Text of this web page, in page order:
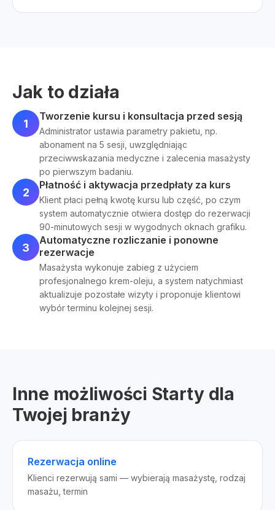
Jak to działa
1
Tworzenie kursu i konsultacja przed sesją
Administrator ustawia parametry pakietu, np.
abonament na 5 sesji, uwzględniając
przeciwwskazania medyczne i zalecenia masażysty
po pierwszym badaniu.
2
Płatność i aktywacja przedpłaty za kurs
Klient płaci pełną kwotę kursu lub część, po czym
system automatycznie otwiera dostęp do rezerwacji
90-minutowych sesji w wygodnych oknach grafiku.
3
Automatyczne rozliczanie i ponowne
rezerwacje
Masażysta wykonuje zabieg z użyciem
profesjonalnego krem-oleju, a system natychmiast
aktualizuje pozostałe wizyty i proponuje klientowi
wybór terminu kolejnej sesji.
Inne możliwości Starty dla
Twojej branży
Rezerwacja online
Klienci rezerwują sami — wybierają masażystę, rodzaj
masażu, termin